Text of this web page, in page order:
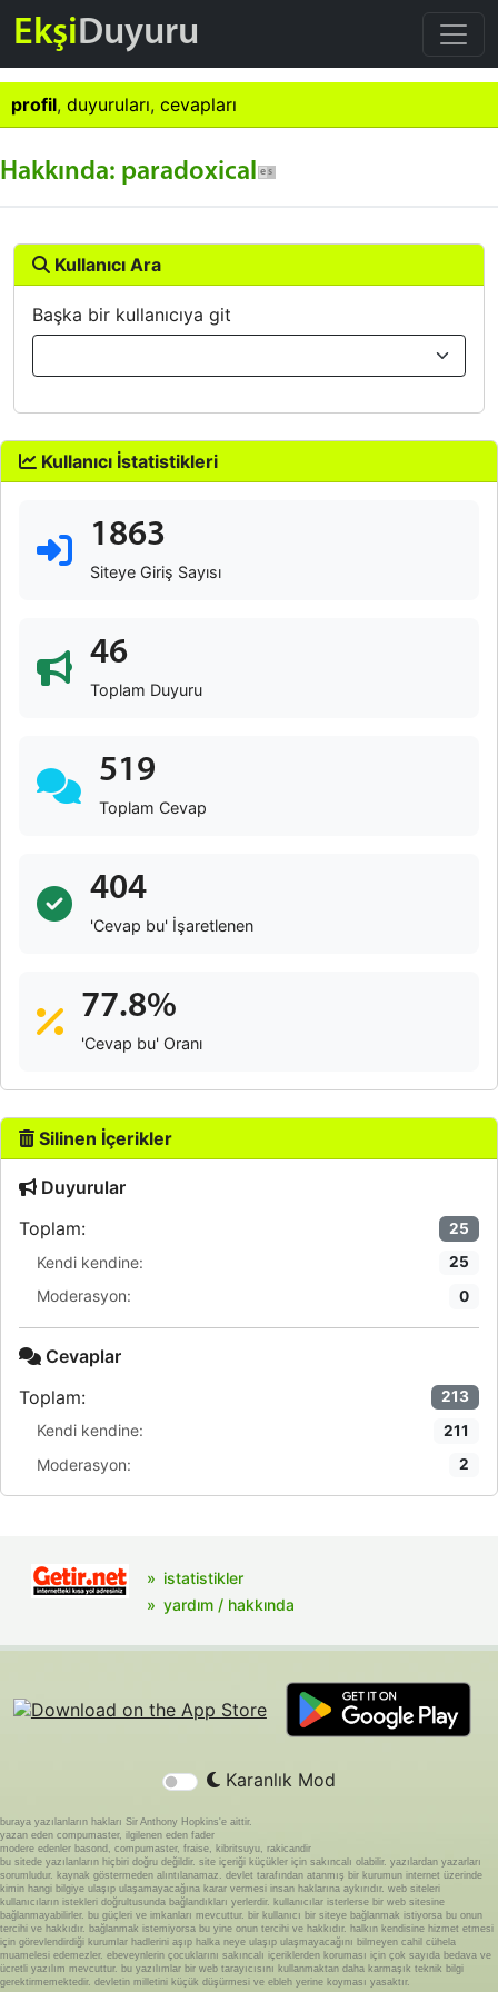
EkşiDuyuru
profil, duyuruları, cevapları
Hakkında: paradoxical
Kullanıcı Ara
Başka bir kullanıcıya git
Kullanıcı İstatistikleri
1863
Siteye Giriş Sayısı
46
Toplam Duyuru
519
Toplam Cevap
404
'Cevap bu' İşaretlenen
77.8%
'Cevap bu' Oranı
Silinen İçerikler
Duyurular
Toplam:
25
Kendi kendine: 25
Moderasyon: 0
Cevaplar
Toplam:
213
Kendi kendine: 211
Moderasyon: 2
istatistikler
yardım / hakkında
Karanlık Mod
buraya yazılanların hakları Sir Anthony Hopkins'e aittir.
yazan eden compumaster, ilgilenen eden fader
modere edenler basond, compumaster, fraise, kibritsuyu, rakicandir
bu sitede yazılanların hiçbiri doğru değildir. site içeriği küçükler için sakıncalı olabilir. yazılardan yazarları
sorumludur. kaynak göstermeden alıntılanamaz. devlet tarafından atanmış bir kurumun internet üzerinde
kimin hangi bilgiye ulaşıp ulaşamayacağına karar vermesi insan haklarına aykırıdır. web siteleri
kullanıcıların istekleri doğrultusunda bağlandıkları yerlerdir. kullanıcılar isterlerse bir web sitesine
bağlanmayabilirler. bu güçleri ve imkanları mevcuttur. bir kullanıcı bir siteye bağlanmak istiyorsa bu onun
tercihi ve hakkıdır. bağlanmak istemiyorsa bu yine onun tercihi ve hakkıdır. halkın kendisine hizmet etmesi
için görevlendirdiği kurumlar hadlerini aşıp halka neye ulaşıp ulaşmayacağını bilmeyen cahil cühela
muamelesi edemezler. ebeveynlerin çocuklarını sakıncalı içeriklerden koruması için çok sayıda bedava ve
ücretli yazılım mevcuttur. bu yazılımlar bir web tarayıcısını kullanmaktan daha karmaşık teknik bilgi
gerektirmemektedir. devletin milletini küçük düşürmesi ve ebleh yerine koyması yasaktır.